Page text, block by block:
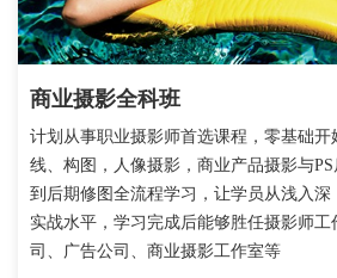
商业摄影全科班
计划从事职业摄影师首选课程，零基础
线、构图，人像摄影，商业产品摄影与
到后期修图全流程学习，让学员从浅入
实战水平，学习完成后能够胜任摄影师
司、广告公司、商业摄影工作室等